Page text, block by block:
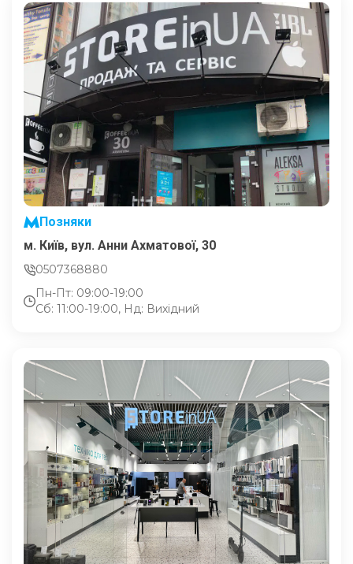
Позняки
м. Київ, вул. Анни Ахматової, 30
0507368880
Пн-Пт: 09:00-19:00
Сб: 11:00-19:00, Нд: Вихідний